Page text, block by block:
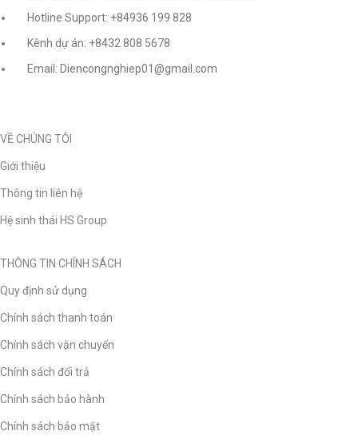
Hotline Support: +84936 199 828
Kênh dự án: +8432 808 5678
Email: Diencongnghiep01@gmail.com
VỀ CHÚNG TÔI
Giới thiệu
Thông tin liên hệ
Hệ sinh thái HS Group
THÔNG TIN CHÍNH SÁCH
Quy định sử dụng
Chính sách thanh toán
Chính sách vận chuyển
Chính sách đổi trả
Chính sách bảo hành
Chính sách bảo mật